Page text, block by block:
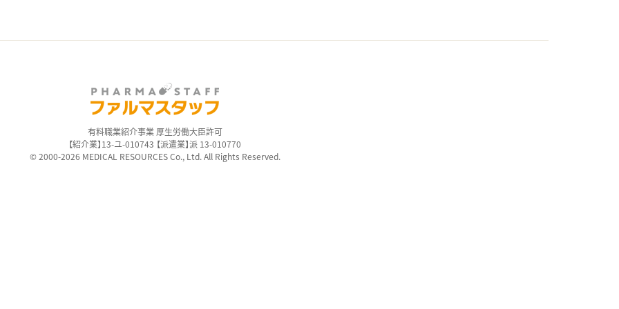
有料職業紹介事業 厚生労働大臣許可
【紹介業】13-ユ-010743 【派遣業】派 13-010770
© 2000-2026 MEDICAL RESOURCES Co., Ltd. All Rights Reserved.